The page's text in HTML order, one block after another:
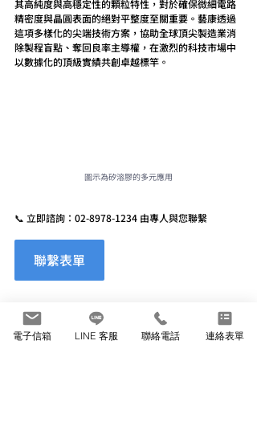
其高純度與高穩定性的顆粒特性，對於確保微細電路
精密度與晶圓表面的絕對平整度至關重要。藝康透過
這項多樣化的尖端技術方案，協助全球頂尖製造業消
除製程盲點、奪回良率主導權，在激烈的科技市場中
以數據化的頂級實績共創卓越標竿。
圖示為矽溶膠的多元應用
📞 立即諮詢： 02-8978-1234 由專人與您聯繫
聯繫表單
最新文章 查看全部
電子信箱 LINE 客服 聯絡電話 連絡表單